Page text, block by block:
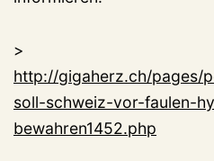
>
http://gigaherz.ch/pages/
soll-schweiz-vor-faulen-
bewahren1452.php